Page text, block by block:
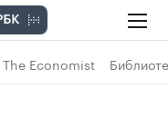
The Economist